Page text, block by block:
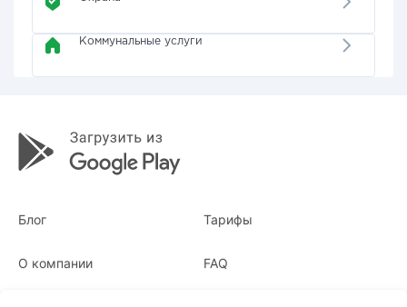
Коммунальные услуги
Блог Тарифы
О компании FAQ